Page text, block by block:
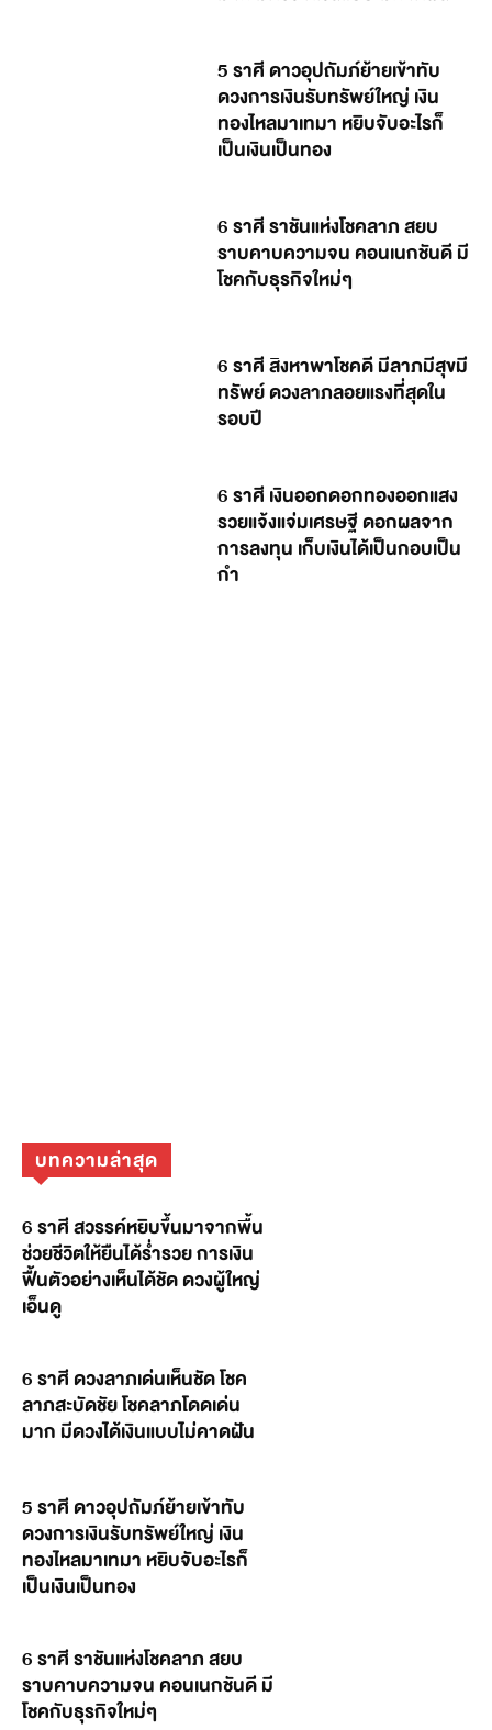
5 ราศี ดาวอุปถัมภ์ย้ายเข้าทับ
ดวงการเงินรับทรัพย์ใหญ่ เงิน
ทองไหลมาเทมา หยิบจับอะไรก็
เป็นเงินเป็นทอง
6 ราศี ราชันแห่งโชคลาภ สยบ
ราบคาบความจน คอนเนกชันดี มี
โชคกับธุรกิจใหม่ๆ
6 ราศี สิงหาพาโชคดี มีลาภมีสุขมี
ทรัพย์ ดวงลาภลอยแรงที่สุดใน
รอบปี
6 ราศี เงินออกดอกทองออกแสง
รวยแจ้งแจ่มเศรษฐี ดอกผลจาก
การลงทุน เก็บเงินได้เป็นกอบเป็น
กำ
บทความล่าสุด
6 ราศี สวรรค์หยิบขึ้นมาจากพื้น
ช่วยชีวิตให้ยืนได้ร่ำรวย การเงิน
ฟื้นตัวอย่างเห็นได้ชัด ดวงผู้ใหญ่
เอ็นดู
6 ราศี ดวงลาภเด่นเห็นชัด โชค
ลาภสะบัดชัย โชคลาภโดดเด่น
มาก มีดวงได้เงินแบบไม่คาดฝัน
5 ราศี ดาวอุปถัมภ์ย้ายเข้าทับ
ดวงการเงินรับทรัพย์ใหญ่ เงิน
ทองไหลมาเทมา หยิบจับอะไรก็
เป็นเงินเป็นทอง
6 ราศี ราชันแห่งโชคลาภ สยบ
ราบคาบความจน คอนเนกชันดี มี
โชคกับธุรกิจใหม่ๆ